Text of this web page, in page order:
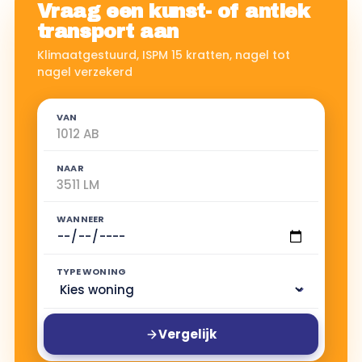
Vraag een kunst- of antiek
transport aan
Klimaatgestuurd, ISPM 15 kratten, nagel tot
nagel verzekerd
VAN
NAAR
WANNEER
TYPE WONING
Vergelijk